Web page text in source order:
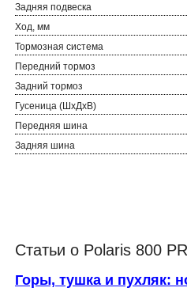
Задняя подвеска
Ход, мм
Тормозная система
Передний тормоз
Задний тормоз
Гусеница (ШхДхВ)
Передняя шина
Задняя шина
Статьи о Polaris 800
Горы, тушка и пухляк: